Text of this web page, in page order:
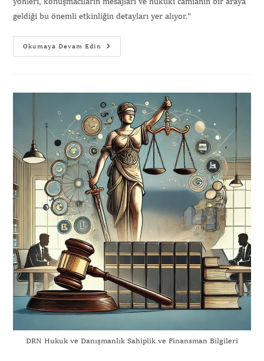
yönleri, konuşmacıların mesajları ve hukuki camianın bir araya
geldiği bu önemli etkinliğin detayları yer alıyor."
Okumaya Devam Edin
DRN Hukuk ve Danışmanlık Sahiplik ve Finansman Bilgileri